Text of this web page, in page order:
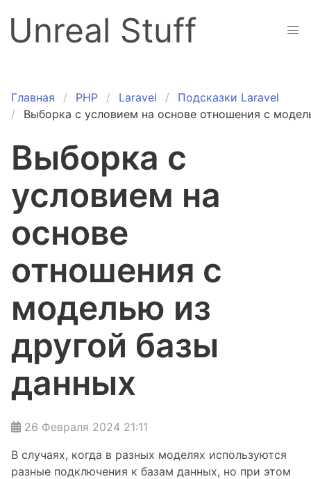
Unreal Stuff
Главная PHP Laravel
Подсказки Laravel
Выборка с условием на основе отношения с
Выборка с
условием на
основе
отношения с
моделью из
другой базы
данных
26 Февраля 2024 21:11
В случаях, когда в разных моделях используются
разные подключения к базам данных, но при этом